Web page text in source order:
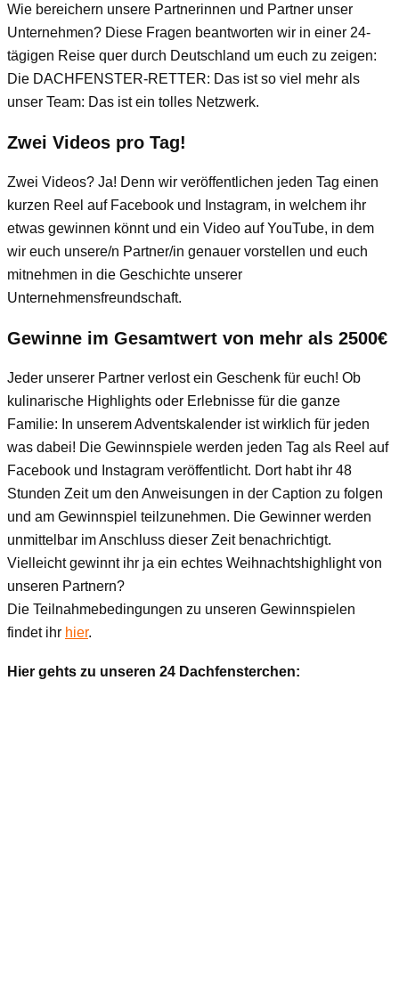
Wie bereichern unsere Partnerinnen und Partner unser
Unternehmen? Diese Fragen beantworten wir in einer 24-
tägigen Reise quer durch Deutschland um euch zu zeigen:
Die DACHFENSTER-RETTER: Das ist so viel mehr als
unser Team: Das ist ein tolles Netzwerk.
Zwei Videos pro Tag!
Zwei Videos? Ja! Denn wir veröffentlichen jeden Tag einen
kurzen Reel auf Facebook und Instagram, in welchem ihr
etwas gewinnen könnt und ein Video auf YouTube, in dem
wir euch unsere/n Partner/in genauer vorstellen und euch
mitnehmen in die Geschichte unserer
Unternehmensfreundschaft.
Gewinne im Gesamtwert von mehr als 2500€
Jeder unserer Partner verlost ein Geschenk für euch! Ob
kulinarische Highlights oder Erlebnisse für die ganze
Familie: In unserem Adventskalender ist wirklich für jeden
was dabei! Die Gewinnspiele werden jeden Tag als Reel auf
Facebook und Instagram veröffentlicht. Dort habt ihr 48
Stunden Zeit um den Anweisungen in der Caption zu folgen
und am Gewinnspiel teilzunehmen. Die Gewinner werden
unmittelbar im Anschluss dieser Zeit benachrichtigt.
Vielleicht gewinnt ihr ja ein echtes Weihnachtshighlight von
unseren Partnern?
Die Teilnahmebedingungen zu unseren Gewinnspielen
findet ihr hier.
Hier gehts zu unseren 24 Dachfensterchen: